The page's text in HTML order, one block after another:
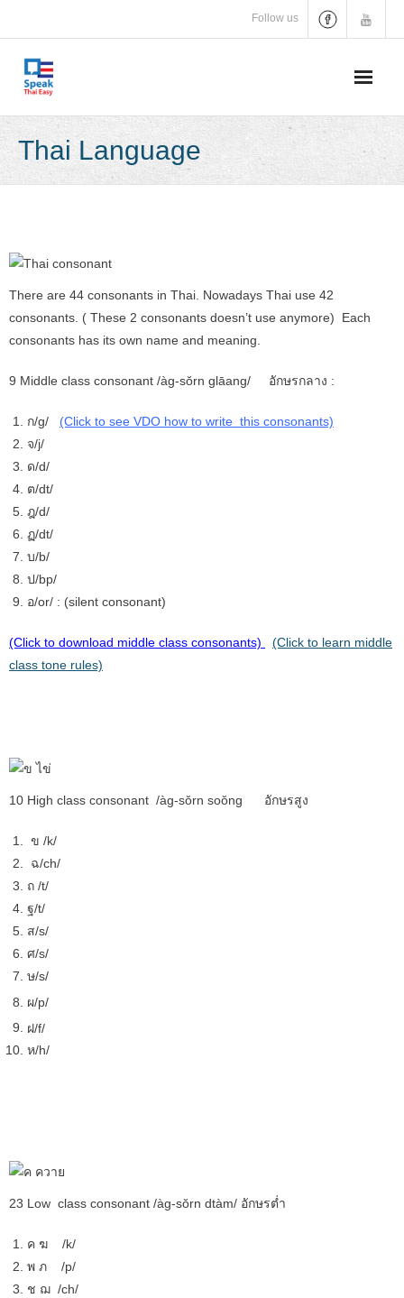
content
Follow us
Thai Language
There are 44 consonants in Thai. Nowadays Thai use 42
consonants. ( These 2 consonants doesn’t use anymore) Each
consonants has its own name and meaning.
9 Middle class consonant /àg-sŏrn glāang/ อักษรกลาง :
ก/g/ (Click to see VDO how to write this consonants)
จ/j/
ด/d/
ต/dt/
ฎ/d/
ฏ/dt/
บ/b/
ป/bp/
อ/or/ : (silent consonant)
(Click to download middle class consonants)
(Click to learn middle
class tone rules)
10 High class consonant /àg-sŏrn soŏng อักษรสูง
ข /k/
ฉ/ch/
ถ /t/
ฐ/t/
ส/s/
ศ/s/
ษ/s/
ผ/p/
ฝ/f/
ห/h/
23 Low class consonant /àg-sŏrn dtàm/ อักษรต่ำ
ค ฆ /k/
พ ภ /p/
ช ฌ /ch/